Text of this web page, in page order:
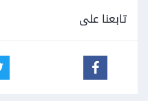
تابعنا على